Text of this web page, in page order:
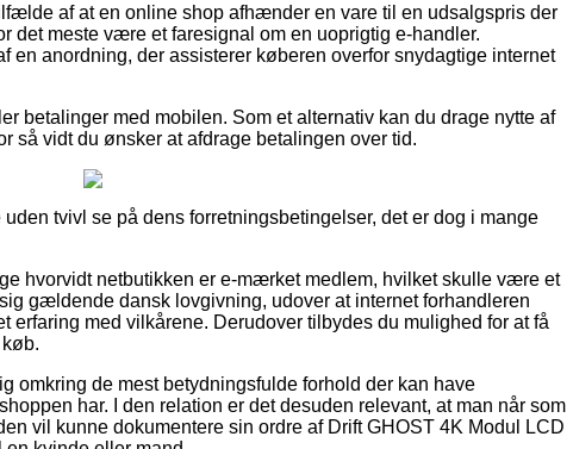
af at en online shop afhænder en vare til en udsalgspris der
det meste være et faresignal om en uoprigtig e-handler.
en anordning, der assisterer køberen overfor snydagtige internet
betalinger med mobilen. Som et alternativ kan du drage nytte af
så vidt du ønsker at afdrage betalingen over tid.
tvivl se på dens forretningsbetingelser, det er dog i mange
hvorvidt netbutikken er e-mærket medlem, hvilket skulle være et
gældende dansk lovgivning, udover at internet forhandleren
erfaring med vilkårene. Derudover tilbydes du mulighed for at få
omkring de mest betydningsfulde forhold der kan have
har. I den relation er det desuden relevant, at man når som
vil kunne dokumentere sin ordre af Drift GHOST 4K Modul LCD